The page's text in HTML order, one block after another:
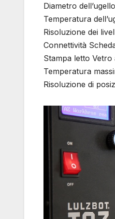
Diametro
Temperatura
Risoluzione dei
Connettività
Stampa letto
Temperatura
Risoluzione di